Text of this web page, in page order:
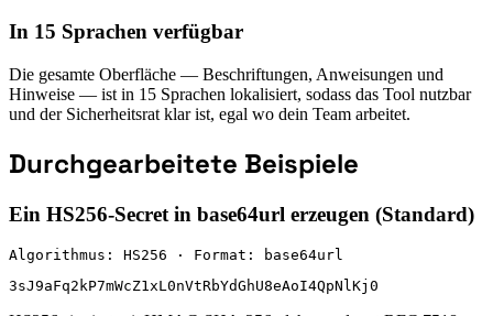
In 15 Sprachen verfügbar
Die gesamte Oberfläche — Beschriftungen, Anweisungen und
Hinweise — ist in 15 Sprachen lokalisiert, sodass das Tool nutzbar
und der Sicherheitsrat klar ist, egal wo dein Team arbeitet.
Durchgearbeitete Beispiele
Ein HS256-Secret in base64url erzeugen (Standard)
Algorithmus: HS256 · Format: base64url
3sJ9aFq2kP7mWcZ1xL0nVtRbYdGhU8eAoI4QpNlKj0